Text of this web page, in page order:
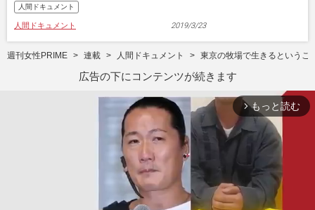
人間ドキュメント
人間ドキュメント 2019/3/23
週刊女性PRIME 連載 人間ドキュメント 東京の牧場で生きるというこ
広告の下にコンテンツが続きます
arrow_forward_ios もっと読む